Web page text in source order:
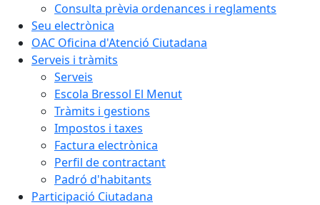
Consulta prèvia ordenances i reglaments
Seu electrònica
OAC Oficina d'Atenció Ciutadana
Serveis i tràmits
Serveis
Escola Bressol El Menut
Tràmits i gestions
Impostos i taxes
Factura electrònica
Perfil de contractant
Padró d'habitants
Participació Ciutadana